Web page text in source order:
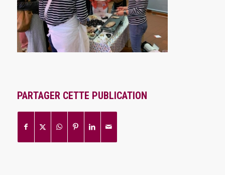
PARTAGER CETTE PUBLICATION